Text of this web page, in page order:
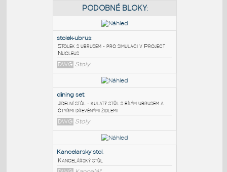
PODOBNÉ BLOKY
stolek-ubrus:
Stolek s ubrusem - pro simulaci v Project
DWG Stoly